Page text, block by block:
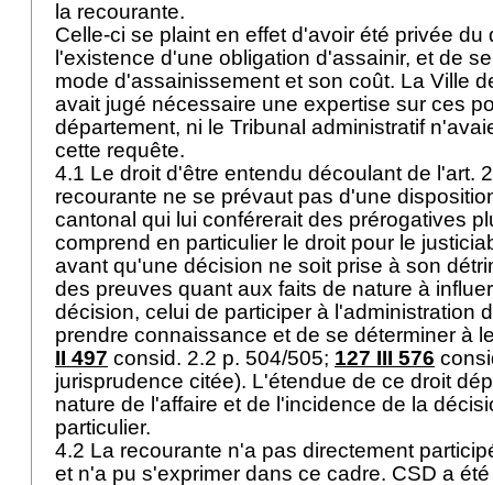
la recourante.
Celle-ci se plaint en effet d'avoir été privée du
l'existence d'une obligation d'assainir, et de
mode d'assainissement et son coût. La Ville
avait jugé nécessaire une expertise sur ces
département, ni le Tribunal administratif
cette requête.
4.1 Le droit d'être entendu découlant de l'art.
recourante ne se prévaut pas d'une
cantonal qui lui conférerait des prérogatives
comprend en particulier le droit pour le
avant qu'une décision ne soit prise à son
des preuves quant aux faits de nature à
décision, celui de participer à l'administration
prendre connaissance et de se déterminer à
II 497 consid. 2.2 p. 504/505; 127 III 576
jurisprudence citée). L'étendue de ce droit
nature de l'affaire et de l'incidence de la
particulier.
4.2 La recourante n'a pas directement
et n'a pu s'exprimer dans ce cadre. CSD a